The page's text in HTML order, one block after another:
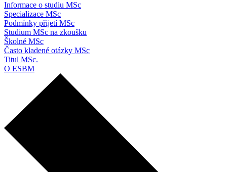
Informace o studiu MSc
Specializace MSc
Podmínky přijetí MSc
Studium MSc na zkoušku
Školné MSc
Často kladené otázky MSc
Titul MSc.
O ESBM